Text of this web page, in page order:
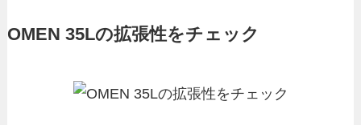
OMEN 35Lの拡張性をチェック